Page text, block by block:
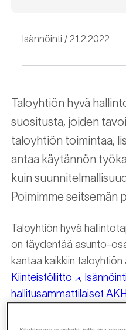
Isännöinti 21.2.2022
Taloyhtiön hyvä
suositusta, joiden
taloyhtiön toimintaa,
antaa käytännön
kuin
Poimimme seitsemän
Taloyhtiön hyvä
on täydentää asunto-
kantaa kaikkiin taloyhtiön
Kiinteistöliitto
,
hallitusammattilaiset
ovat laatineet hyvän
käytännönläheiset